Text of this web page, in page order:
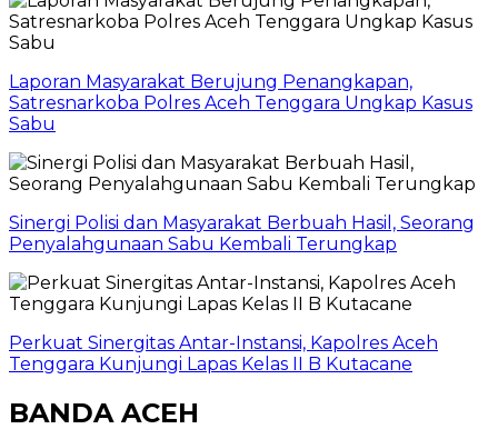
Laporan Masyarakat Berujung Penangkapan,
Satresnarkoba Polres Aceh Tenggara Ungkap Kasus
Sabu
Sinergi Polisi dan Masyarakat Berbuah Hasil, Seorang
Penyalahgunaan Sabu Kembali Terungkap
Perkuat Sinergitas Antar-Instansi, Kapolres Aceh
Tenggara Kunjungi Lapas Kelas II B Kutacane
BANDA ACEH